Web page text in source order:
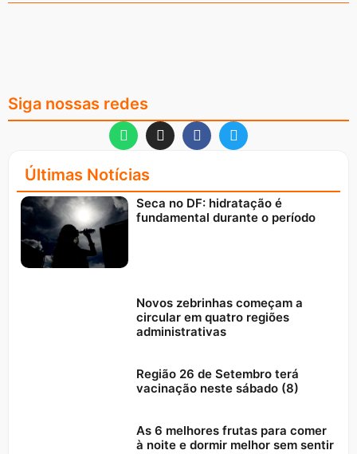
Siga nossas redes
Últimas Notícias
Seca no DF: hidratação é
fundamental durante o período
Novos zebrinhas começam a
circular em quatro regiões
administrativas
Região 26 de Setembro terá
vacinação neste sábado (8)
As 6 melhores frutas para comer
à noite e dormir melhor sem sentir